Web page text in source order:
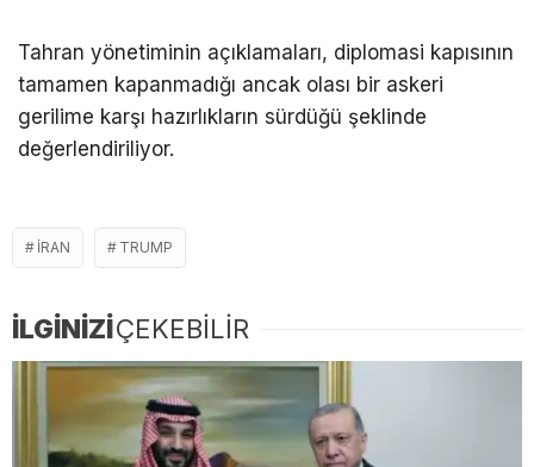
Tahran yönetiminin açıklamaları, diplomasi kapısının
tamamen kapanmadığı ancak olası bir askeri
gerilime karşı hazırlıkların sürdüğü şeklinde
değerlendiriliyor.
İRAN TRUMP
İLGİNİZİÇEKEBİLİR